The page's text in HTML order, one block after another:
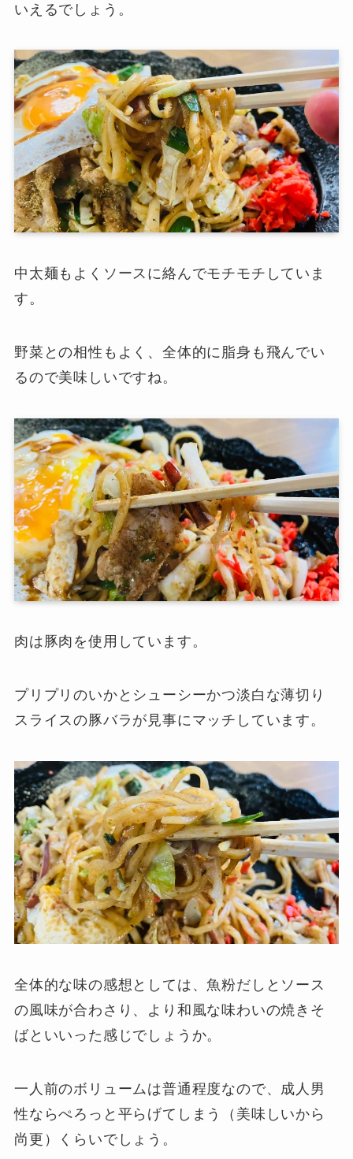
いえるでしょう。
中太麺もよくソースに絡んでモチモチしていま
す。
野菜との相性もよく、全体的に脂身も飛んでい
るので美味しいですね。
肉は豚肉を使用しています。
プリプリのいかとシューシーかつ淡白な薄切り
スライスの豚バラが見事にマッチしています。
全体的な味の感想としては、魚粉だしとソース
の風味が合わさり、より和風な味わいの焼きそ
ばといいった感じでしょうか。
一人前のボリュームは普通程度なので、成人男
性ならぺろっと平らげてしまう（美味しいから
尚更）くらいでしょう。